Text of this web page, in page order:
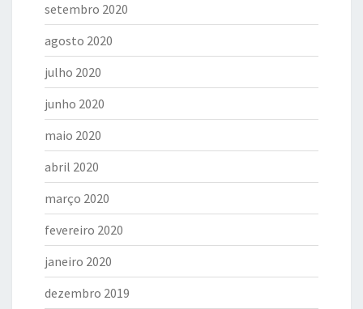
setembro 2020
agosto 2020
julho 2020
junho 2020
maio 2020
abril 2020
março 2020
fevereiro 2020
janeiro 2020
dezembro 2019